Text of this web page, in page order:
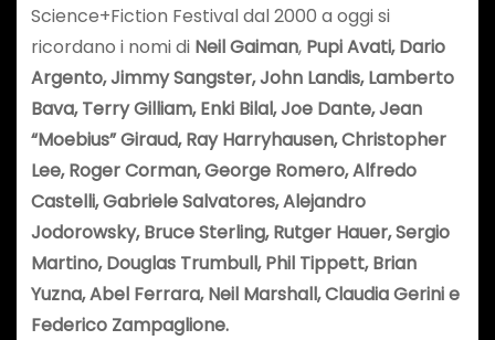
Science+Fiction Festival dal 2000 a oggi si
ricordano i nomi di Neil Gaiman, Pupi Avati, Dario
Argento, Jimmy Sangster, John Landis, Lamberto
Bava, Terry Gilliam, Enki Bilal, Joe Dante, Jean
“Moebius” Giraud, Ray Harryhausen, Christopher
Lee, Roger Corman, George Romero, Alfredo
Castelli, Gabriele Salvatores, Alejandro
Jodorowsky, Bruce Sterling, Rutger Hauer, Sergio
Martino, Douglas Trumbull, Phil Tippett, Brian
Yuzna, Abel Ferrara, Neil Marshall, Claudia Gerini e
Federico Zampaglione.